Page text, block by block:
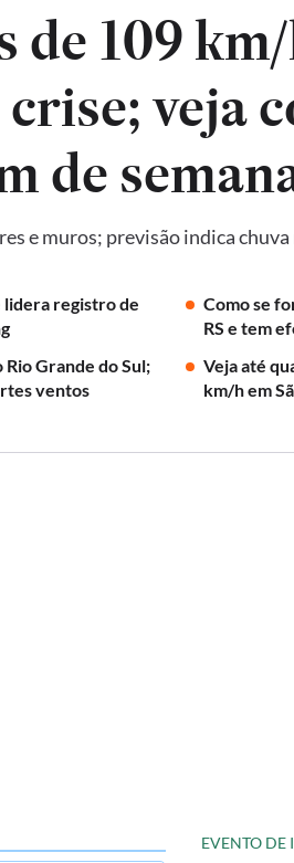
de 109
veja
de
e muros; previsão indica
lidera registro de
Como se
RS e tem
Grande do Sul;
ventos
Veja até
km/h em
EVENTO